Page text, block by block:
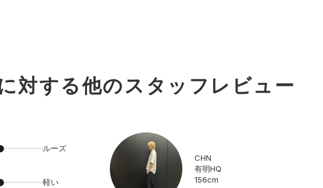
対する他のスタッフレビュー
CHN
有明HQ
156cm
ルーズ
軽い